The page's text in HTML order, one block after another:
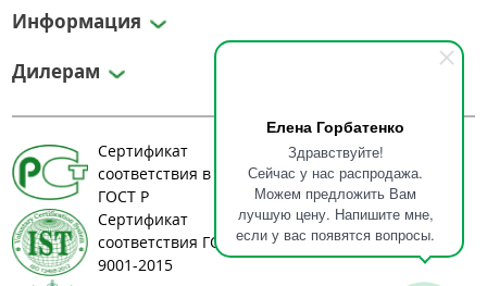
Елена Горбатенко
Здравствуйте!
Сейчас у нас распродажа.
Можем предложить Вам
лучшую цену. Напишите мне,
если у вас появятся вопросы.
Информация
Дилерам
Сертификат
соответствия в системе
ГОСТ Р
Сертификат
соответствия ГОСТ ИСО
9001-2015